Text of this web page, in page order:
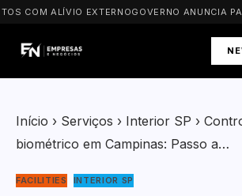
COM ALÍVIO EXTERNOGOVERNO ANUNCIA
Início › Serviços › Interior SP ›
biométrico em Campinas: Passo a…
FACILITIES INTERIOR SP